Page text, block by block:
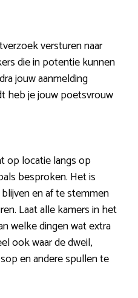
versturen naar
die in potentie kunnen
jouw aanmelding
heb je jouw poetsvrouw
op locatie langs op
besproken. Het is
en af te stemmen
Laat alle kamers in het
welke dingen wat extra
ook waar de dweil,
en andere spullen te